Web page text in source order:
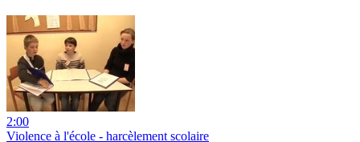
2:00
Violence à l'école - harcèlement scolaire